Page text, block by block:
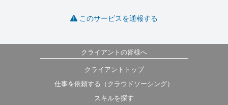
このサービスを通報する
クライアントの皆様へ
クライアントトップ
仕事を依頼する（クラウドソーシング）
スキルを探す